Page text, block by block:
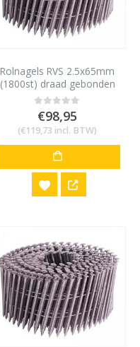
Rolnagels RVS 2.5x65mm
(1800st) draad gebonden
bolkop vlakke rol
0out of 5
€98,95
(€119,73 incl. BTW)